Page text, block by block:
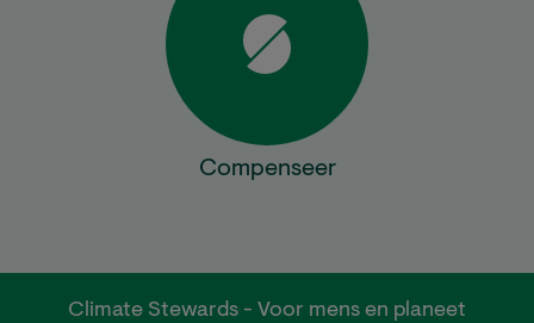
Compenseer
Climate Stewards - Voor mens en planeet